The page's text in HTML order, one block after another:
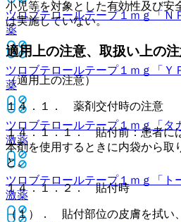
ツロブテロールテープ１ｍｇ「Ｎ
薬
ツロブテロールテープ１ｍｇ「Ｙ
薬
ツロブテロールテープ１ｍｇ「タ
激薬
ツロブテロールテープ１ｍｇ「ト
激薬
小児等を対象とした有効性及び安
は実施していない。
適用上の注意、取扱い上の
（適用上の注意）
１４．１． 薬剤交付時の注意
１４．１．１． 貼付前：患者に
本剤を使用するときに内袋から取
と。
１４．１．２． 貼付時
（１）． 貼付部位の皮膚を拭い